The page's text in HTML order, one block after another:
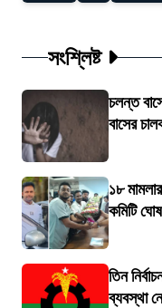
সংশ্লিষ্ট
চলন্ত
বাসের
১৮
কমিটি
তিন
ব্যবস্থা